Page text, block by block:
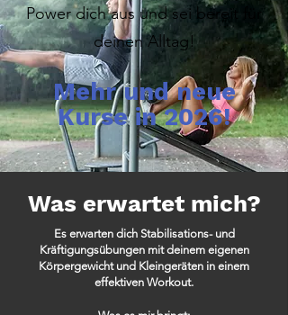
Power dich aus und sei bereit für
deinen Alltag!
Mehr und neue
Kurse in 2026!
Was erwartet mich?
Es erwarten dich Stabilisations- und
Kräftigungsübungen mit deinem eigenen
Körpergewicht und Kleingeräten in einem
effektiven Workout.